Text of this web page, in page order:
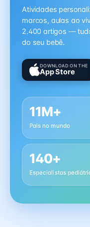
Atividades
marcos, aulas ao
2.400 artigos —
do seu bebê.
DOWNLOAD ON THE
App Store
11M+
Pais no mundo
140+
Especialistas